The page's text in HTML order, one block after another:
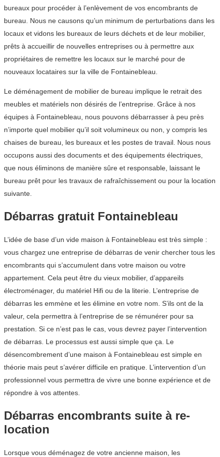
bureaux pour procéder à l’enlèvement de vos encombrants de
bureau. Nous ne causons qu’un minimum de perturbations dans les
locaux et vidons les bureaux de leurs déchets et de leur mobilier,
prêts à accueillir de nouvelles entreprises ou à permettre aux
propriétaires de remettre les locaux sur le marché pour de
nouveaux locataires sur la ville de Fontainebleau.
Le déménagement de mobilier de bureau implique le retrait des
meubles et matériels non désirés de l’entreprise. Grâce à nos
équipes à Fontainebleau, nous pouvons débarrasser à peu près
n’importe quel mobilier qu’il soit volumineux ou non, y compris les
chaises de bureau, les bureaux et les postes de travail. Nous nous
occupons aussi des documents et des équipements électriques,
que nous éliminons de manière sûre et responsable, laissant le
bureau prêt pour les travaux de rafraîchissement ou pour la location
suivante.
Débarras gratuit Fontainebleau
L’idée de base d’un vide maison à Fontainebleau est très simple :
vous chargez une entreprise de débarras de venir chercher tous les
encombrants qui s’accumulent dans votre maison ou votre
appartement. Cela peut être du vieux mobilier, d’appareils
électroménager, du matériel Hifi ou de la literie. L’entreprise de
débarras les emmène et les élimine en votre nom. S’ils ont de la
valeur, cela permettra à l’entreprise de se rémunérer pour sa
prestation. Si ce n’est pas le cas, vous devrez payer l’intervention
de débarras. Le processus est aussi simple que ça. Le
désencombrement d’une maison à Fontainebleau est simple en
théorie mais peut s’avérer difficile en pratique. L’intervention d’un
professionnel vous permettra de vivre une bonne expérience et de
répondre à vos attentes.
Débarras encombrants suite à re-
location
Lorsque vous déménagez de votre ancienne maison, les